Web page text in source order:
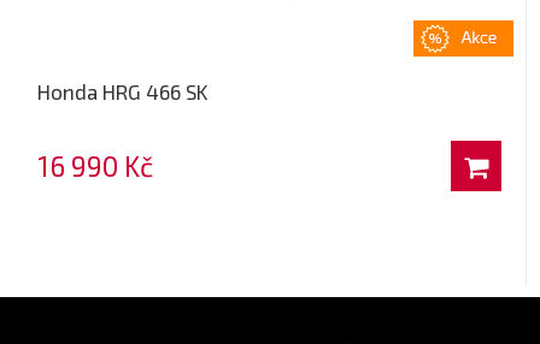
Honda HRG 466 SK
16 990 Kč